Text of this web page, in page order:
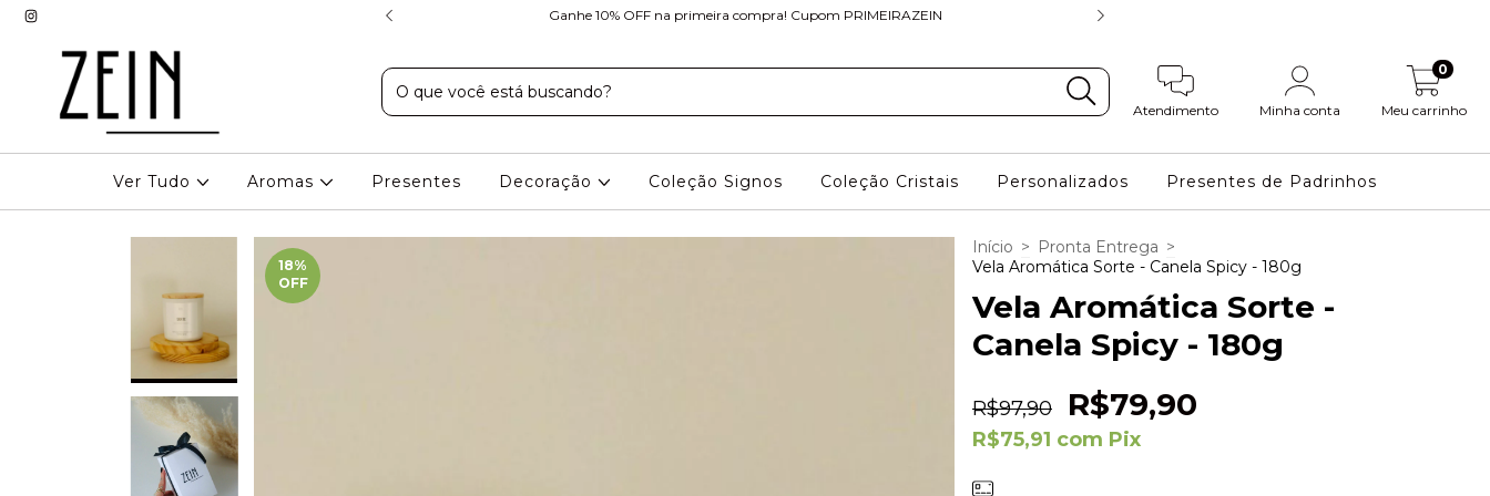
EM BH Ganhe 10% OFF na primeira compra! Cupom PRIMEIRAZEIN
Atendimento Minha conta Meu carrinho
0
Ver Tudo Aromas Presentes Decoração Coleção Signos Coleção Cristais Personalizados Presentes de Padrinhos
18%
OFF
Início > Pronta Entrega >
Vela Aromática Sorte - Canela Spicy - 180g
Vela Aromática Sorte -
Canela Spicy - 180g
R$97,90 R$79,90
R$75,91 com Pix